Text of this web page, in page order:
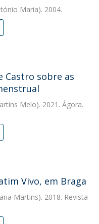
Maria). 2004.
Castro sobre as
Melo). 2021. Ágora.
Vivo, em Braga
Martins). 2018. Revista